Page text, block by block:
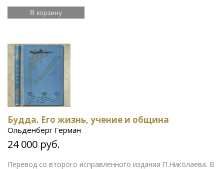
В корзину
Будда. Его жизнь, учение и община
Ольденберг Герман
24 000 руб.
Перевод со второго исправленного издания П.Николаева. В